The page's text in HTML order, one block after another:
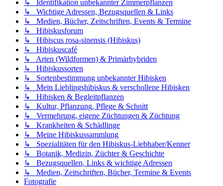
↳ Identifikation unbekannter Zimmerpflanzen
↳ Wichtige Adressen, Bezugsquellen & Links
↳ Medien, Bücher, Zeitschriften, Events & Termine
↳ Hibiskusforum
↳ Hibiscus rosa-sinensis (Hibiskus)
↳ Hibiskuscafé
↳ Arten (Wildformen) & Primärhybriden
↳ Hibiskussorten
↳ Sortenbestimmung unbekannter Hibisken
↳ Mein Lieblingshibiskus & verschollene Hibisken
↳ Hibisken & Begleitpflanzen
↳ Kultur, Pflanzung, Pflege & Schnitt
↳ Vermehrung, eigene Züchtungen & Züchtung
↳ Krankheiten & Schädlinge
↳ Meine Hibiskussammlung
↳ Spezialitäten für den Hibiskus-Liebhaber/Kenner
↳ Botanik, Medizin, Züchter & Geschichte
↳ Bezugsquellen, Links & wichtige Adressen
↳ Medien, Zeitschriften, Bücher, Termine & Events
Fotografie